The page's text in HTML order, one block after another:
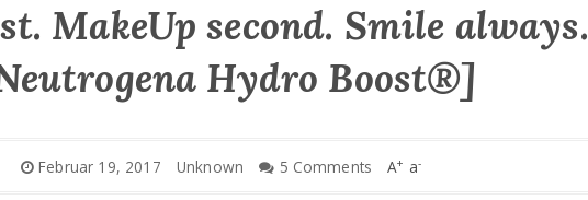
MakeUp second. Smile always.
Hydro Boost®]
Februar 19, 2017 Unknown 5 Comments A+ a-